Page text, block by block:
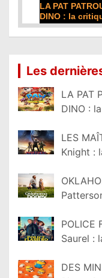
DE LA
film
Les
LA PAT
DINO :
LES
Knight :
POLICE
Saurel :
DES